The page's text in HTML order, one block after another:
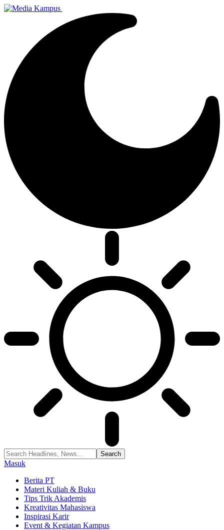
Masuk
Berita PT
Materi Kuliah & Buku
Tips Trik Akademis
Kreativitas Mahasiswa
Inspirasi Karir
Event & Kegiatan Kampus